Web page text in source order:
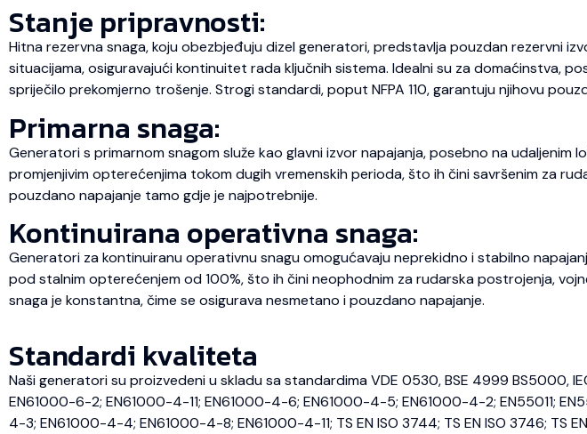
Stanje pripravnosti:
Hitna rezervna snaga, koju obezbjeđuju dizel generatori, predstavlja pouzdan rezervni
situacijama, osiguravajući kontinuitet rada ključnih sistema. Idealni su za domaćinstva,
spriječilo prekomjerno trošenje. Strogi standardi, poput NFPA 110, garantuju njihovu
Primarna snaga:
Generatori s primarnom snagom služe kao glavni izvor napajanja, posebno na
promjenjivim opterećenjima tokom dugih vremenskih perioda, što ih čini savršenim za
pouzdano napajanje tamo gdje je najpotrebnije.
Kontinuirana operativna snaga:
Generatori za kontinuiranu operativnu snagu omogućavaju neprekidno i stabilno
pod stalnim opterećenjem od 100%, što ih čini neophodnim za rudarska postrojenja,
snaga je konstantna, čime se osigurava nesmetano i pouzdano napajanje.
Standardi kvaliteta
Naši generatori su proizvedeni u skladu sa standardima VDE 0530, BSE 4999 BS5000,
EN61000-6-2; EN61000-4-11; EN61000-4-6; EN61000-4-5; EN61000-4-2; EN55011;
4-3; EN61000-4-4; EN61000-4-8; EN61000-4-11; TS EN ISO 3744; TS EN ISO 3746; TS